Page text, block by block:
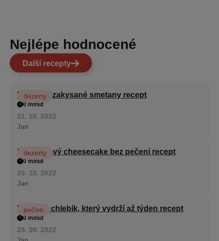
Nejlépe hodnocené
Další recepty
Fánky ze zakysané smetany recept
dezerty
0 minut
21. 10. 2022
Jan
Karamelový cheesecake bez pečení recept
dezerty
0 minut
20. 10. 2022
Jan
Hrnkový chlebík, který vydrží až týden recept
pečivo
0 minut
29. 09. 2022